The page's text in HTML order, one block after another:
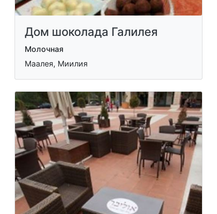
Дом шоколада Галилея
Молочная
Маалея, Миилия